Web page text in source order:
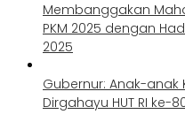
Membanggakan
PKM 2025 dengan
2025
Gubernur: Anak-anak
Dirgahayu HUT RI ke-